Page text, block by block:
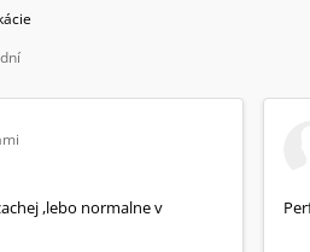
,lebo normalne v